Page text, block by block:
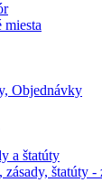
Objednávky
a štatúty
zásady, štatúty -